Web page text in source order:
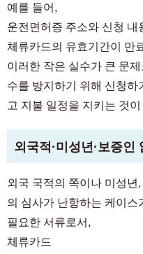
예를 들어,
운전면허증 주소와 신청 내
체류카드의 유효기간이 만
이러한 작은 실수가 큰 문
수를 방지하기 위해 신청
고 지불 일정을 지키는 것
외국적·미성년·보증
외국 국적의 쪽이나 미성년
의 심사가 난항하는 케이스
필요한 서류로서,
체류카드